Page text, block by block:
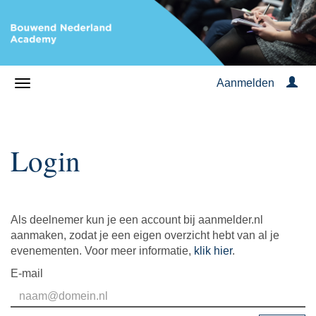
Aanmelden
Login
Als deelnemer kun je een account bij aanmelder.nl
aanmaken, zodat je een eigen overzicht hebt van al je
evenementen. Voor meer informatie, klik hier.
E-mail